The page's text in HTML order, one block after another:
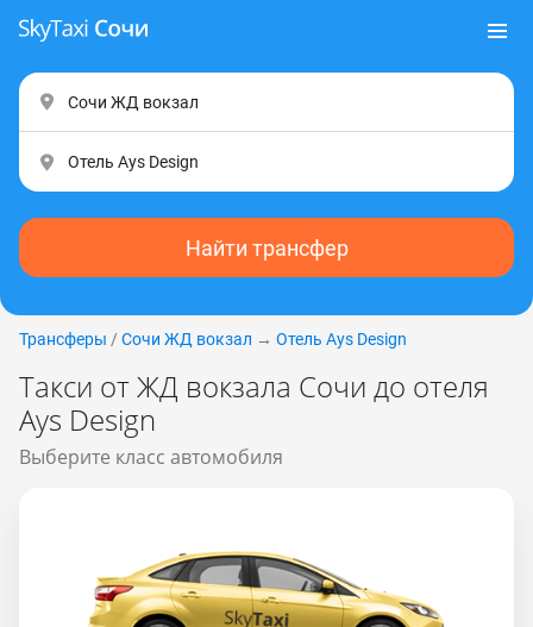
Найти трансфер
Трансферы / Сочи ЖД вокзал → Отель Ays Design
Такси от ЖД вокзала Сочи до отеля
Ays Design
Выберите класс автомобиля